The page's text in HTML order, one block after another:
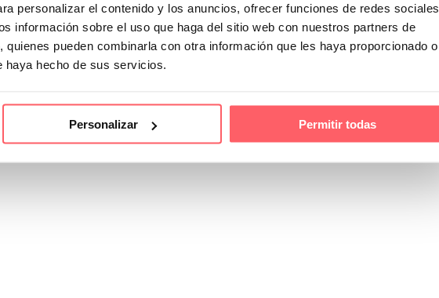
personalizar el contenido y los anuncios, ofrecer funciones de redes sociales
información sobre el uso que haga del sitio web con nuestros partners de
pueden combinarla con otra información que les haya proporcionado o
haya hecho de sus servicios.
Personalizar Permitir todas